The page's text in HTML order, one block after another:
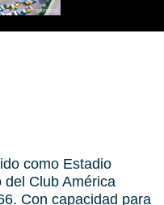
como Estadio
Club América
Con capacidad para